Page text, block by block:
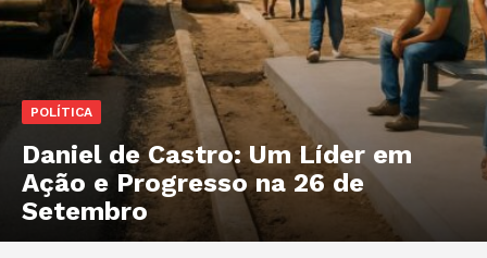
POLÍTICA
Daniel de Castro: Um Líder em
Ação e Progresso na 26 de
Setembro